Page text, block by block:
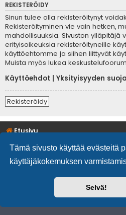
Tämä sivusto käyttää evästeitä
käyttäjäkokemuksen
Selvä!
REKISTERÖIDY
Sinun tulee olla rekisteröitynyt
Rekisteröityminen vie vain hetken,
mahdollisuuksia. Sivuston ylläpitäjä
erityisoikeuksia rekisteröityneille
käyttöehtomme ja siihen liittyvät
Muista myös lukea
Käyttöehdot
Yksityisyyden suoja
Rekisteröidy
Etusivu
Flat Style byIan Bradley•
Käännös: